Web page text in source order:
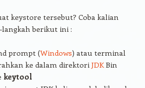
keystore tersebut? Coba kalian
berikut ini :
prompt (Windows) atau terminal
ke dalam direktori JDKBin
keytool